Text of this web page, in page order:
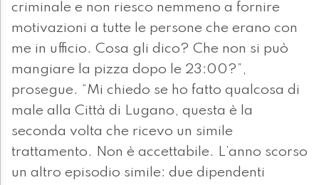
criminale e non riesco nemmeno a fornire
motivazioni a tutte le persone che erano con
me in ufficio. Cosa gli dico? Che non si può
mangiare la pizza dopo le 23:00?”,
prosegue. “Mi chiedo se ho fatto qualcosa di
male alla Città di Lugano, questa è la
seconda volta che ricevo un simile
trattamento. Non è accettabile. L’anno scorso
un altro episodio simile: due dipendenti